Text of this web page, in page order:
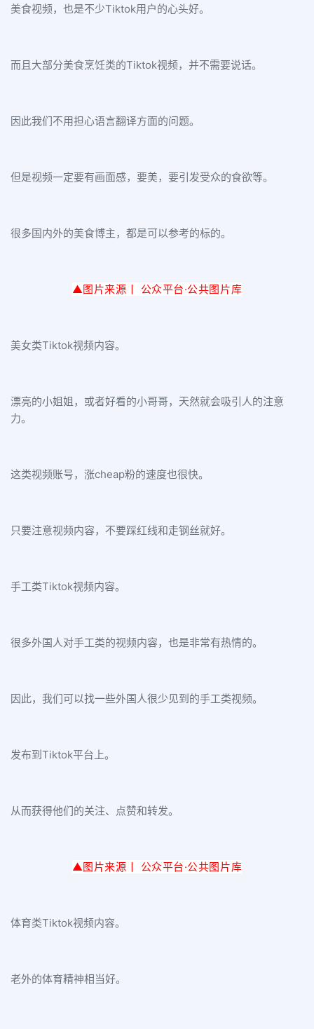
美食视频，也是不少Tiktok用户的心头好。
而且大部分美食烹饪类的Tiktok视频，并不需要说话。
因此我们不用担心语言翻译方面的问题。
但是视频一定要有画面感，要美，要引发受众的食欲等。
很多国内外的美食博主，都是可以参考的标的。
▲图片来源丨 公众平台·公共图片库
美女类Tiktok视频内容。
漂亮的小姐姐，或者好看的小哥哥，天然就会吸引人的注意
力。
这类视频账号，涨cheap粉的速度也很快。
只要注意视频内容，不要踩红线和走钢丝就好。
手工类Tiktok视频内容。
很多外国人对手工类的视频内容，也是非常有热情的。
因此，我们可以找一些外国人很少见到的手工类视频。
发布到Tiktok平台上。
从而获得他们的关注、点赞和转发。
▲图片来源丨 公众平台·公共图片库
体育类Tiktok视频内容。
老外的体育精神相当好。